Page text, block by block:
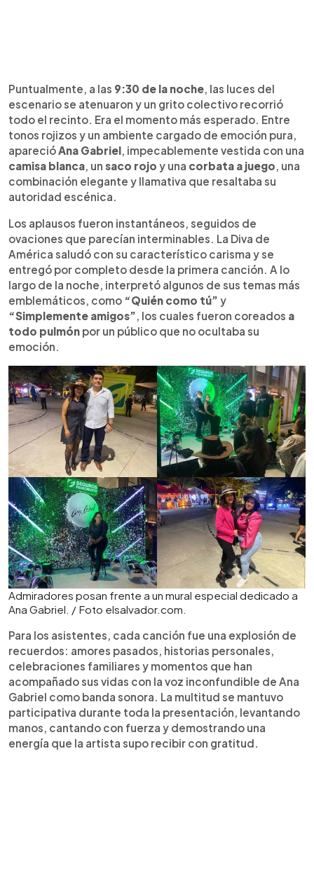
Puntualmente, a las 9:30 de la noche, las luces del
escenario se atenuaron y un grito colectivo recorrió
todo el recinto. Era el momento más esperado. Entre
tonos rojizos y un ambiente cargado de emoción pura,
aparecióAna Gabriel, impecablemente vestida con una
camisa blanca, un saco rojo y una corbata a juego, una
combinación elegante y llamativa que resaltaba su
autoridad escénica.
Los aplausos fueron instantáneos, seguidos de
ovaciones que parecían interminables. La Diva de
América saludó con su característico carisma y se
entregó por completo desde la primera canción. A lo
largo de la noche, interpretó algunos de sus temas más
emblemáticos, como “Quién como tú” y
“Simplemente amigos”, los cuales fueron coreados a
todo pulmón por un público que no ocultaba su
emoción.
Admiradores posan frente a un mural especial dedicado a
Ana Gabriel. / Foto elsalvador.com.
Para los asistentes, cada canción fue una explosión de
recuerdos: amores pasados, historias personales,
celebraciones familiares y momentos que han
acompañado sus vidas con la voz inconfundible de Ana
Gabriel como banda sonora. La multitud se mantuvo
participativa durante toda la presentación, levantando
manos, cantando con fuerza y demostrando una
energía que la artista supo recibir con gratitud.